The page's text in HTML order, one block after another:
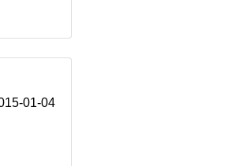
01-04